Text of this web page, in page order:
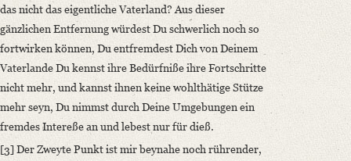
das nicht das eigentliche Vaterland? Aus dieser
gänzlichen Entfernung würdest Du schwerlich noch so
fortwirken können, Du entfremdest Dich von Deinem
Vaterlande Du kennst ihre Bedürfniße ihre Fortschritte
nicht mehr, und kannst ihnen keine wohlthätige Stütze
mehr seyn, Du nimmst durch Deine Umgebungen ein
fremdes Intereße an und lebest nur für dieß.
[3] Der Zweyte Punkt ist mir beynahe noch rührender,